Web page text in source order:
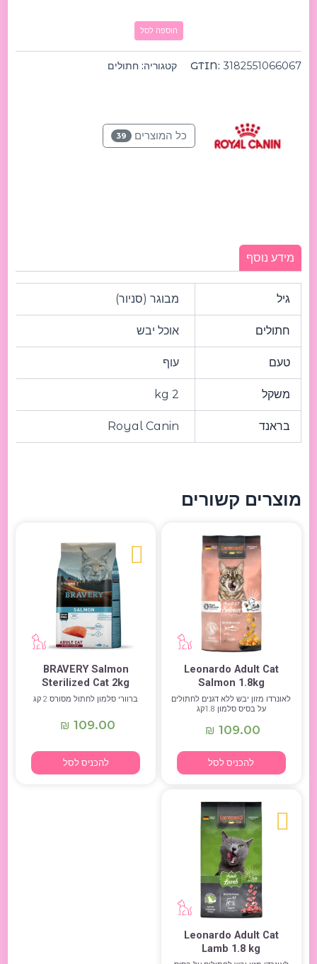
15+
2קג
הוספה לסל
GTIN: 3182551066067 קטגוריה: חתולים
כל המוצרים 39
מידע נוסף
גיל מבוגר (סניור)
חתולים אוכל יבש
טעם עוף
משקל 2 kg
בראנד Royal Canin
מוצרים קשורים
Leonardo Adult Cat
Salmon 1.8kg
לאונרדו מזון יבש ללא דגנים לחתולים
על בסיס סלמון 1.8קג
₪ 109.00
להכניס לסל
BRAVERY Salmon
Sterilized Cat 2kg
ברוורי סלמון לחתול מסורס 2 קג
₪ 109.00
להכניס לסל
Leonardo Adult Cat
Lamb 1.8 kg